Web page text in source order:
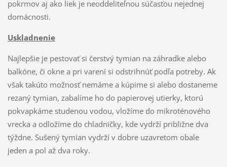
pokrmov aj ako liek je neoddeliteľnou súčasťou nejednej
domácnosti.
Uskladnenie
Najlepšie je pestovať si čerstvý tymian na záhradke alebo
balkóne, či okne a pri varení si odstrihnúť podľa potreby. Ak
však takúto možnosť nemáme a kúpime si alebo dostaneme
rezaný tymian, zabalíme ho do papierovej utierky, ktorú
pokvapkáme studenou vodou, vložíme do mikroténového
vrecka a odložíme do chladničky, kde vydrží približne dva
týždne. Sušený tymian vydrží v dobre uzavretom obale
jeden a pol až dva roky.